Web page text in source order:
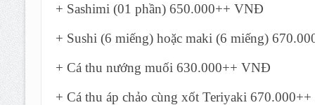
+ Sashimi (01 phần) 650.000++ VNĐ
+ Sushi (6 miếng) hoặc maki (6 miếng)
+ Cá thu nướng muối 630.000++ VNĐ
+ Cá thu áp chảo cùng xốt Teriyaki